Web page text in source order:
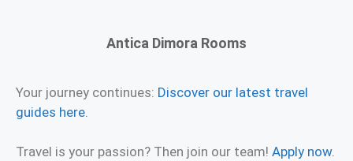
Antica Dimora Rooms
Your journey continues: Discover our latest travel
guides here.
Travel is your passion? Then join our team! Apply now.